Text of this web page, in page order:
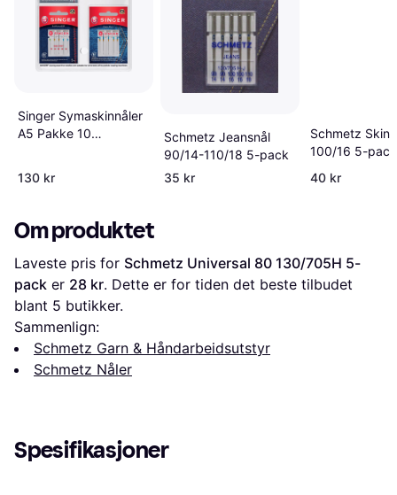
Singer Symaskinnåler
A5 Pakke 10
130 kr
Schmetz Jeansnål
90/14-110/18 5-pack
35 kr
Schmetz
100/16 5-pack
40 kr
Om produktet
Laveste pris for Schmetz Universal 80 130/705H 5-
pack er 28 kr. Dette er for tiden det beste tilbudet
blant 5 butikker.
Sammenlign:
Schmetz Garn & Håndarbeidsutstyr
Schmetz Nåler
Spesifikasjoner